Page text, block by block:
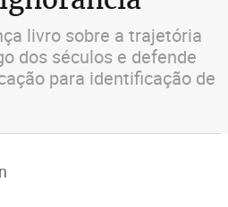
livro sobre a trajetória
dos séculos e defende
para identificação de